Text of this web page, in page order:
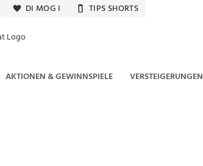
DI MOG I TIPS SHORTS
AKTIONEN & GEWINNSPIELE VERSTEIGERUNGEN